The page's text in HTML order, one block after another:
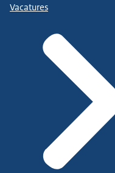
Vacatures